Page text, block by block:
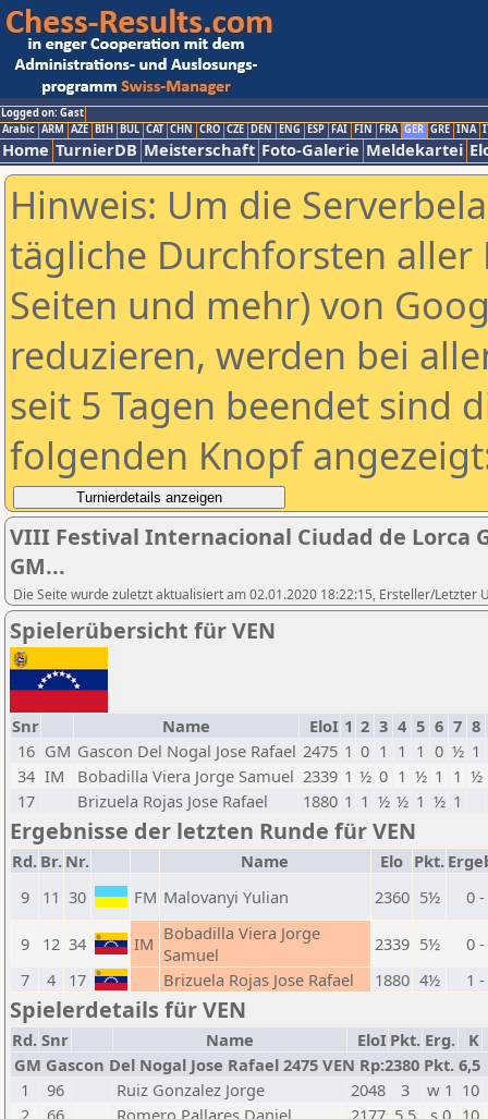
Logged on: Gast
Arabic ARM AZE BIH BUL CAT CHN CRO CZE DEN ENG ESP FAI FIN FRA GER GRE INA
Home TurnierDB Meisterschaft Foto-Galerie Meldekartei
Hinweis: Um die
tägliche Durchforsten aller
Seiten und mehr) von
reduzieren, werden bei
seit 5 Tagen beendet sind
folgenden Knopf
VIII Festival Internacional Ciudad de Lorca
GM...
Die Seite wurde zuletzt aktualisiert am 02.01.2020 18:22:15, Ersteller/Letzter
Spielerübersicht für VEN
Snr Name EloI 1 2 3 4 5 6 7 8
16 GM Gascon Del Nogal Jose Rafael 2475 1 0 1 1 1 0 ½ 1
34 IM Bobadilla Viera Jorge Samuel 2339 1 ½ 0 1 ½ 1 1 ½
17
Brizuela Rojas Jose Rafael 1880 1 1 ½ ½ 1 ½ 1
Ergebnisse der letzten Runde für VEN
Rd. Br. Nr. Name Elo Pkt.
9
11 30 FM Malovanyi Yulian 2360 5½ 0
9 12 34 IM Bobadilla Viera Jorge
Samuel
2339 5½
0
7
4 17 Brizuela Rojas Jose Rafael 1880 4½ 1
Spielerdetails für VEN
Rd. Snr Name EloI Pkt. Erg. K
GM Gascon Del Nogal Jose Rafael 2475 VEN Rp:2380 Pkt. 6,5
1
96 Ruiz Gonzalez Jorge 2048 3 w 1 10
2
66 Romero Pallares Daniel 2177 5,5 s 0 10